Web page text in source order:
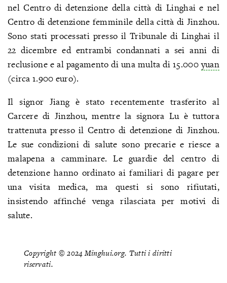
nel Centro di detenzione della città di Linghai e nel
Centro di detenzione femminile della città di Jinzhou.
Sono stati processati presso il Tribunale di Linghai il
22 dicembre ed entrambi condannati a sei anni di
reclusione e al pagamento di una multa di 15.000yuan
(circa 1.900 euro).
Il signor Jiang è stato recentemente trasferito al
Carcere di Jinzhou, mentre la signora Lu è tuttora
trattenuta presso il Centro di detenzione di Jinzhou.
Le sue condizioni di salute sono precarie e riesce a
malapena a camminare. Le guardie del centro di
detenzione hanno ordinato ai familiari di pagare per
una visita medica, ma questi si sono rifiutati,
insistendo affinché venga rilasciata per motivi di
salute.
Copyright © 2024 Minghui.org. Tutti i diritti
riservati.